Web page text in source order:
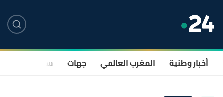
أخبار وطنية المغرب العالمي جهات سياسة